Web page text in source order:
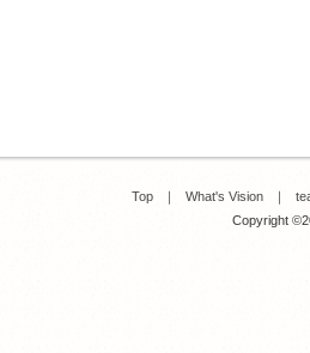
Top ｜ What's Vision ｜
Copyright